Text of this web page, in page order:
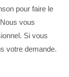
pour faire le
vous
Si vous
votre demande.